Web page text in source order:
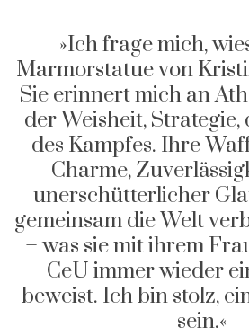
»Ich frage mich,
Marmorstatue von
Sie erinnert mich an
der Weisheit,
des Kampfes. Ihre
Charme,
unerschütterlicher
gemeinsam die Welt
– was sie mit ihrem
CeU immer wieder
beweist. Ich bin stolz,
sein.«